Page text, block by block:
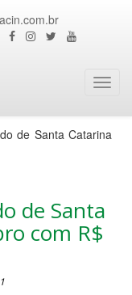
de Santa Catarina
de Santa
com R$